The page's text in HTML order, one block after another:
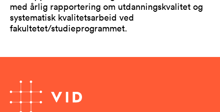
med årlig rapportering om utdanningskvalitet og
systematisk kvalitetsarbeid ved
fakultetet/studieprogrammet.